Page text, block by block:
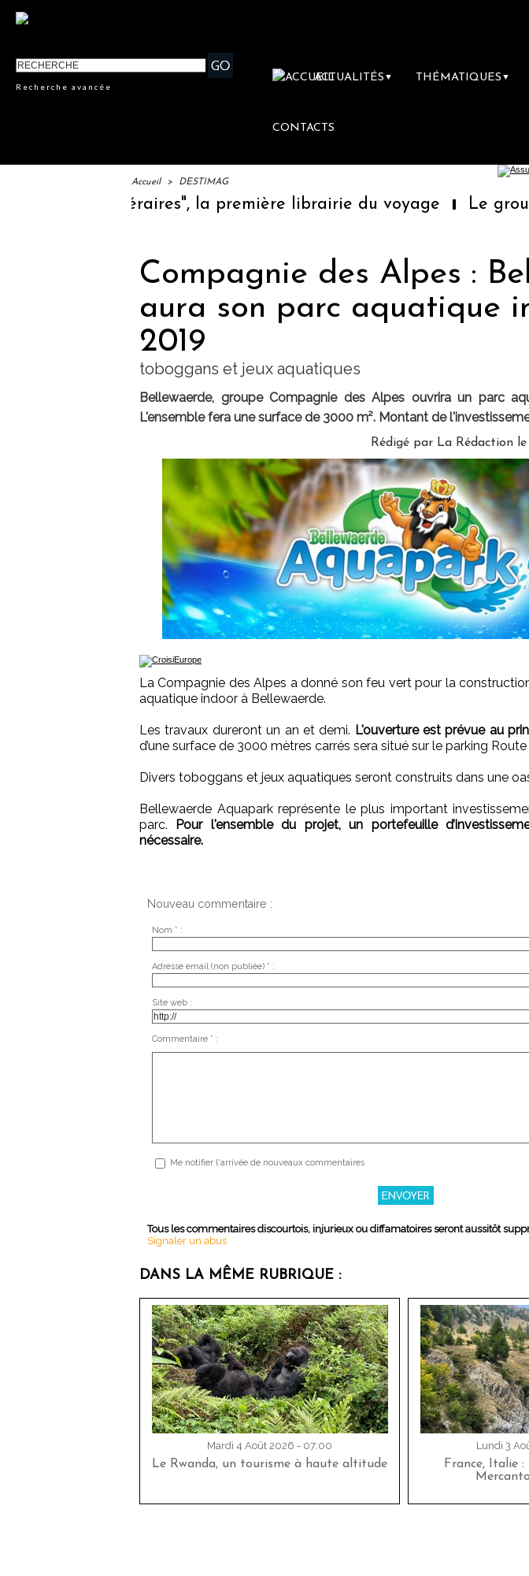
Recherche avancée
ACTUALITÉS ▼ THÉMATIQUES ▼
CONTACTS
Accueil > DESTIMAG
Littéraires", la première librairie du voyage Le
Compagnie des Alpes :
aura son parc aquatique
2019
toboggans et jeux aquatiques
Bellewaerde, groupe Compagnie des Alpes ouvrira un parc
L'ensemble fera une surface de 3000 m². Montant de
Rédigé par La Rédaction
La Compagnie des Alpes a donné son feu vert pour la
aquatique indoor à Bellewaerde.
Les travaux dureront un an et demi. L'ouverture est prévue au
d’une surface de 3000 mètres carrés sera situé sur le parking Route
Divers toboggans et jeux aquatiques seront construits dans une
Bellewaerde Aquapark représente le plus important
parc. Pour l'ensemble du projet, un portefeuille
nécessaire.
Nouveau commentaire :
Nom * :
Adresse email (non publiée) * :
Site web :
Commentaire * :
Me notifier l'arrivée de nouveaux commentaires
Tous les commentaires discourtois, injurieux ou diffamatoires seront aussitôt
Signaler un abus
DANS LA MÊME RUBRIQUE :
Mardi 4 Août 2026 - 07:00
Le Rwanda, un tourisme à haute altitude
Lundi 3
France, Italie :